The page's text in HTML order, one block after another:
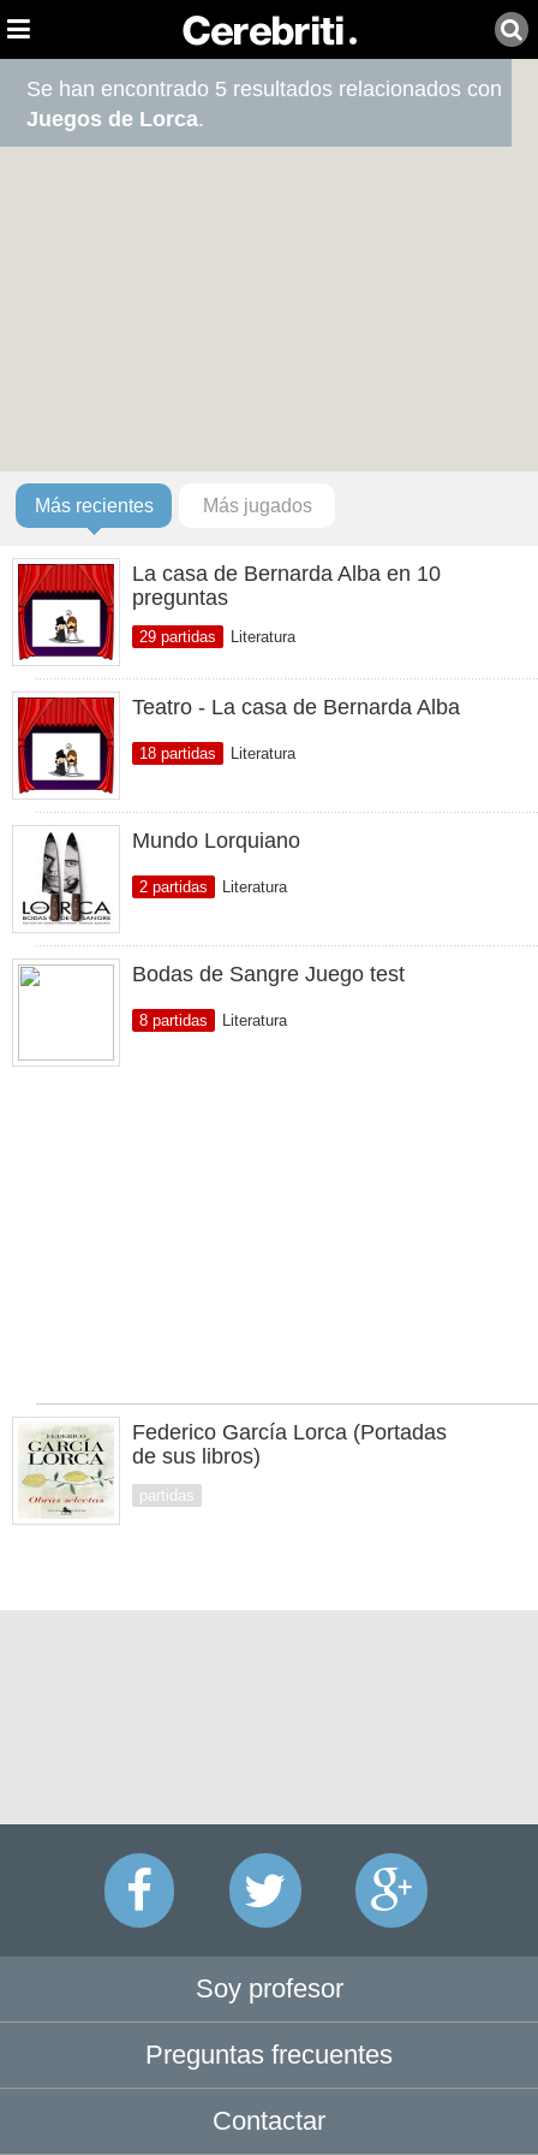
Se han encontrado 5 resultados relacionados con
Juegos de Lorca.
Más recientes Más jugados
La casa de Bernarda Alba en 10
preguntas
29 partidas Literatura
Teatro - La casa de Bernarda Alba
18 partidas Literatura
Mundo Lorquiano
2 partidas Literatura
Bodas de Sangre Juego test
8 partidas Literatura
Federico García Lorca (Portadas
de sus libros)
partidas
Soy profesor
Preguntas frecuentes
Contactar